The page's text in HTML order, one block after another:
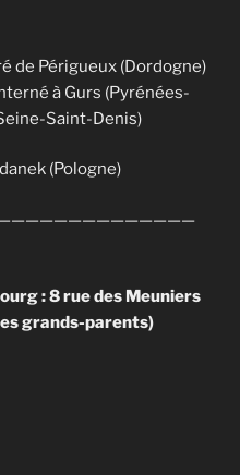
de Périgueux (Dordogne)
à Gurs (Pyrénées-
Saint-Denis)
(Pologne)
: 8 rue des Meuniers
grands-parents)